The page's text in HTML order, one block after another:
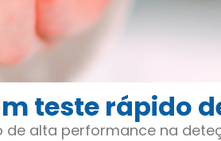
teste rápido
alta performance na